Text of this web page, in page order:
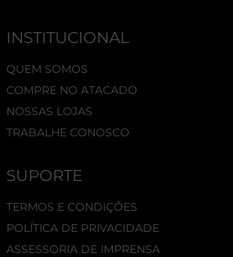
INSTITUCIONAL
QUEM SOMOS
COMPRE NO ATACADO
NOSSAS LOJAS
TRABALHE CONOSCO
SUPORTE
TERMOS E CONDIÇÕES
POLÍTICA DE PRIVACIDADE
ASSESSORIA DE IMPRENSA